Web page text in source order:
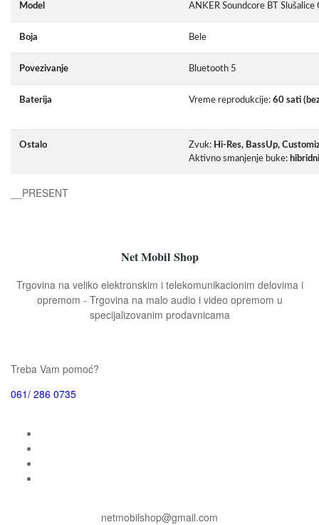
Model ANKER Soundcore BT Slušalice
Boja Bele
Povezivanje Bluetooth 5
Baterija Vreme reprodukcije: 60 sati
Ostalo Zvuk: Hi-Res, BassUp,
Aktivno smanjenje buke:
__PRESENT
Net Mobil Shop
Trgovina na veliko elektronskim i telekomunikacionim delovima i
opremom - Trgovina na malo audio i video opremom u
specijalizovanim prodavnicama
Treba Vam pomoć?
061/ 286 0735
netmobilshop@gmail.com